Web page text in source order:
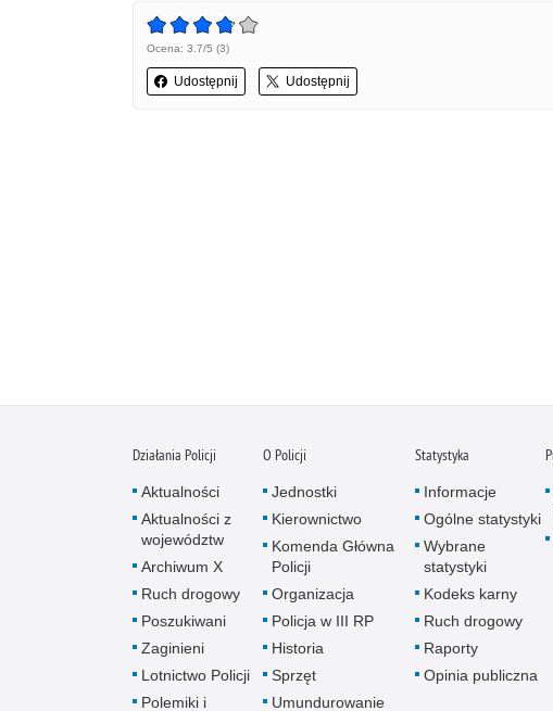
Ocena: 3.7/5 (3)
Udostępnij Udostępnij
Działania Policji
Aktualności
Aktualności z
województw
Archiwum X
Ruch drogowy
Poszukiwani
Zaginieni
Lotnictwo Policji
Polemiki i
O Policji
Jednostki
Kierownictwo
Komenda Główna
Policji
Organizacja
Policja w III RP
Historia
Sprzęt
Umundurowanie
Statystyka
Informacje
Ogólne statystyki
Wybrane
statystyki
Kodeks karny
Ruch drogowy
Raporty
Opinia publiczna